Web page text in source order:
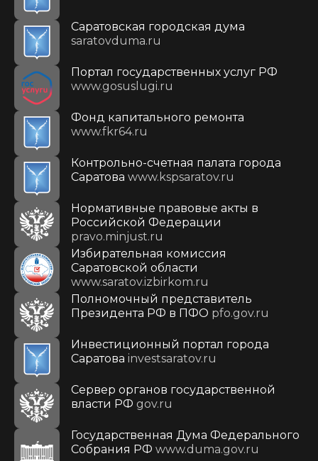
Саратовская городская дума
saratovduma.ru
Портал государственных услуг РФ
www.gosuslugi.ru
Фонд капитального ремонта
www.fkr64.ru
Контрольно-счетная палата города
Саратова www.kspsaratov.ru
Нормативные правовые акты в
Российской Федерации
pravo.minjust.ru
Избирательная комиссия
Саратовской области
www.saratov.izbirkom.ru
Полномочный представитель
Президента РФ в ПФО pfo.gov.ru
Инвестиционный портал города
Саратова investsaratov.ru
Сервер органов государственной
власти РФ gov.ru
Государственная Дума Федерального
Собрания РФ www.duma.gov.ru